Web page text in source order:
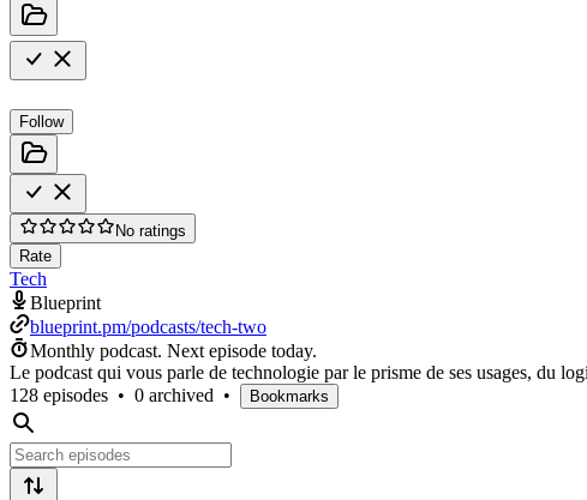
Follow
No ratings
Rate
Tech
Blueprint
blueprint.pm/podcasts/tech-two
Monthly podcast. Next episode today.
Le podcast qui vous parle de technologie par le prisme de ses usages, du
128 episodes • 0 archived • Bookmarks